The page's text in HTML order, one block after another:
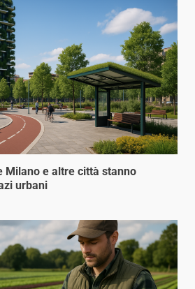
Milano e altre città stanno
urbani